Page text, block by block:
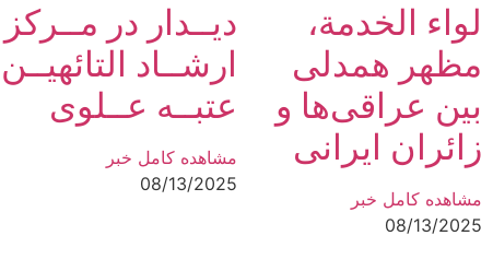
لواء الخدمة،
مظهر همدلی
بین عراقی‌ها و
زائران ایرانی
مشاهده کامل خبر
08/13/2025
دیــدار در مــرکز
ارشــاد التائهیــن
عتبــه عــلوی
مشاهده کامل خبر
08/13/2025